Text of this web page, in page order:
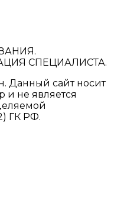
СПЕЦИАЛИСТА.
Данный сайт носит
не является
ГК РФ.